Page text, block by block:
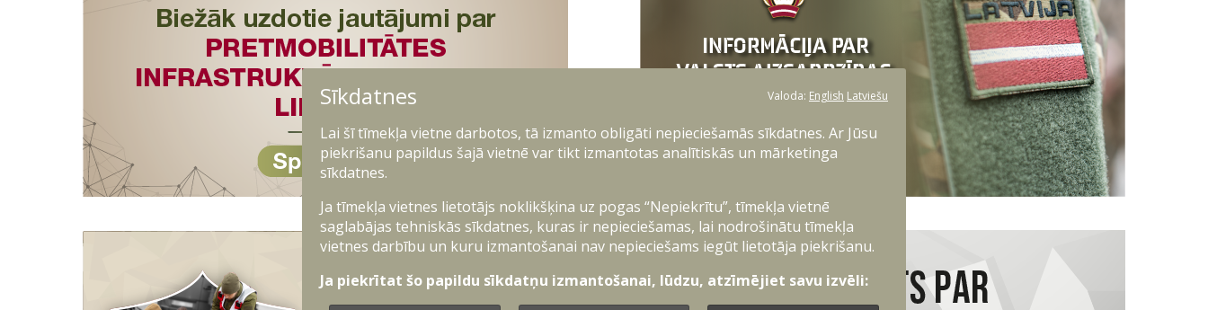
Sīkdatnes Valoda: English Latviešu
Lai šī tīmekļa vietne darbotos, tā izmanto obligāti nepieciešamās sīkdatnes. Ar Jūsu
piekrišanu papildus šajā vietnē var tikt izmantotas analītiskās un mārketinga
sīkdatnes.
Ja tīmekļa vietnes lietotājs noklikšķina uz pogas “Nepiekrītu”, tīmekļa vietnē
saglabājas tehniskās sīkdatnes, kuras ir nepieciešamas, lai nodrošinātu tīmekļa
vietnes darbību un kuru izmantošanai nav nepieciešams iegūt lietotāja piekrišanu.
Ja piekrītat šo papildu sīkdatņu izmantošanai, lūdzu, atzīmējiet savu izvēli: